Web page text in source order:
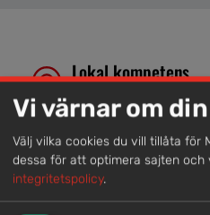
Lokal kompetens
Genom att samla våra
helhetslösningar.
Snabb service
Vi värnar om
Välj vilka cookies du vill tillåta för
dessa för att optimera sajten och
integritetspolicy.